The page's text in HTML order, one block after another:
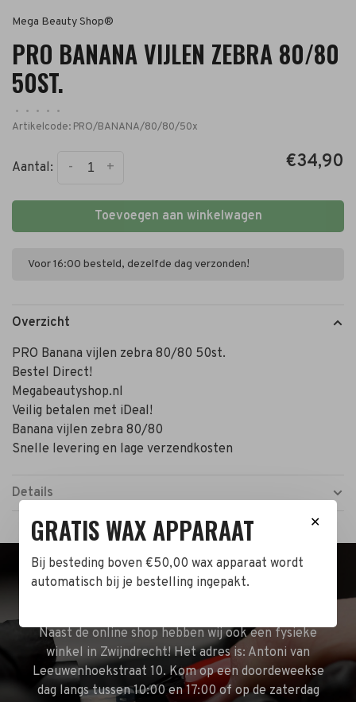
Mega Beauty Shop®
PRO BANANA VIJLEN ZEBRA 80/80
50ST.
• • • •
•
Artikelcode: PRO/BANANA/80/80/50x
Aantal: +
- €34,90
Toevoegen aan winkelwagen
Voor 16:00 besteld, dezelfde dag verzonden!
Overzicht
PRO Banana vijlen zebra 80/80 50st.
Bestel Direct!
Megabeautyshop.nl
Veilig betalen met iDeal!
Banana vijlen zebra 80/80
Snelle levering en lage verzendkosten
Details
BEZOEK DE WINKEL!
Naast de online shop hebben wij ook een fysieke
winkel in Zwijndrecht! Het adres is: Antoni van
Leeuwenhoekstraat 10. Kom op een doordeweekse
dag langs tussen 10:00 en 17:00 of op de zaterdag
✕
GRATIS WAX APPARAAT
Bij besteding boven €50,00 wax apparaat wordt
automatisch bij je bestelling ingepakt.